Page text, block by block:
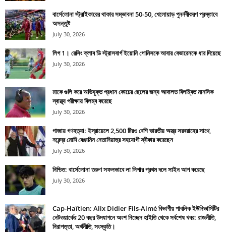
বার্সেলোনা স্ট্রাইকারের থাকার সম্ভাবনা 50-50, খেলোয়াড় পুনর্নবীকরণ প্রস্তাবে
অসন্তুষ্ট
July 30, 2026
লিগ 1। রেসিং ক্লাব ডি স্ট্রাসবার্গ ইয়োনি গোমিসকে আবার বেভারেনকে ধার দিয়েছে
July 30, 2026
মাকে গুলি করে অভিযুক্ত প্রধান কোচের ছেলের জন্য আদালত বিলম্বিত মানসিক
স্বাস্থ্য পরীক্ষায় বিলম্ব করেছে
July 30, 2026
গাজায় গণহত্যা: ইস্রায়েলে 2,500 টিরও বেশি ভারতীয় অস্ত্র সরবরাহের সাথে,
নরেন্দ্র মোদি বেঞ্জামিন নেতানিয়াহুর সহযোগী স্বীকার করেছেন
July 30, 2026
নিশ্চিত: বার্সেলোনা তরুণ সফলভাবে লা লিগার প্রথম দলে সাইন আপ করেছে
July 30, 2026
Cap-Haïtien: Alix Didier Fils-Aimé বিভাগীয় পাবলিক ইউনিভার্সিটির
নেটওয়ার্কের 20 বছর উদযাপনে অংশ নিচ্ছেন হাইতি থেকে সর্বশেষ খবর: রাজনীতি,
নিরাপত্তা, অর্থনীতি, সংস্কৃতি।